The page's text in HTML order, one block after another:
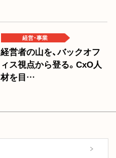
経営･事業
経営者の山を、バックオフ
ィス視点から登る。CxO人
材を目…